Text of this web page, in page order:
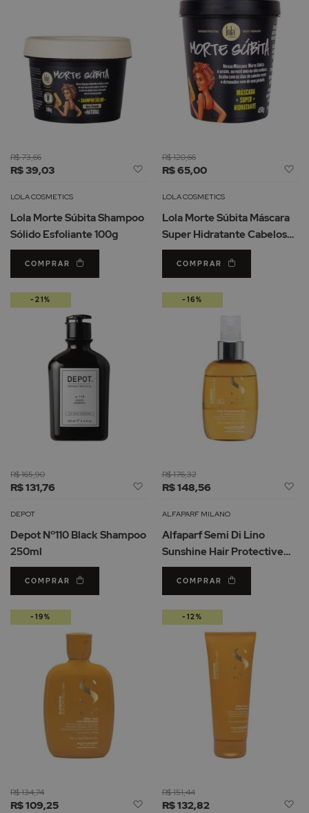
R$ 39,03
R$ 73,66
Adicionar
Lista
Desejos
LOLA COSMETICS
Lola Morte Súbita Shampoo
Sólido Esfoliante 100g
COMPRAR
R$ 65,00
R$ 120,66
LOLA COSMETICS
Lola Morte Súbita Máscara
Super Hidratante Cabelos
Danificados 450g
COMPRAR
R$ 131,76
R$ 165,90
Adicionar
Lista
Desejos
DEPOT
Depot Nº110 Black Shampoo
250ml
COMPRAR
-21%
R$ 148,56
R$ 176,32
ALFAPARF MILANO
Alfaparf Semi Di Lino
Sunshine Hair Protective
Oil 125ml
COMPRAR
-16%
R$ 109,25
R$ 134,74
Adicionar
-19%
R$ 132,82
R$ 151,44
-12%